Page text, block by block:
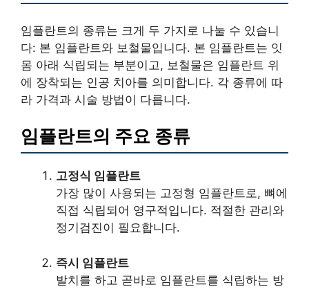
임플란트의 종류는 크게 두 가지로 나눌 수 있습니
다: 본 임플란트와 보철물입니다. 본 임플란트는 잇
몸 아래 식립되는 부분이고, 보철물은 임플란트 위
에 장착되는 인공 치아를 의미합니다. 각 종류에 따
라 가격과 시술 방법이 다릅니다.
임플란트의 주요 종류
고정식 임플란트
가장 많이 사용되는 고정형 임플란트로, 뼈에
직접 식립되어 영구적입니다. 적절한 관리와
정기검진이 필요합니다.
즉시 임플란트
발치를 하고 곧바로 임플란트를 식립하는 방